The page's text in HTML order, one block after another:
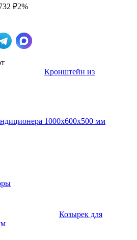
₽2%
Кронштейн из
1000х600х500 мм
Козырек для